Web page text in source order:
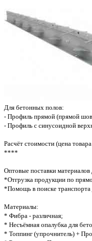
Для бетонных полов:
- Профиль прямой (прямой
- Профиль с синусоидной
Расчёт стоимости (цена
****
Оптовые поставки
*Отгрузка продукции по
*Помощь в поиске транспорта
Материалы:
* Фибра - различная;
* Несъёмная опалубка для
* Топпинг (упрочнитель) +